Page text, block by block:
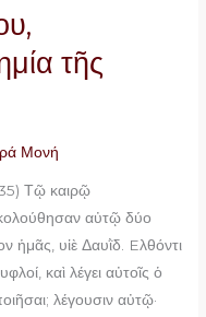
τῆς
Μονή
Τῷ καιρῷ
αὐτῷ δύο
ἡμᾶς, υἱὲ Δαυῒδ. Eλθόντι
καὶ λέγει αὐτοῖς ὁ
λέγουσιν αὐτῷ·